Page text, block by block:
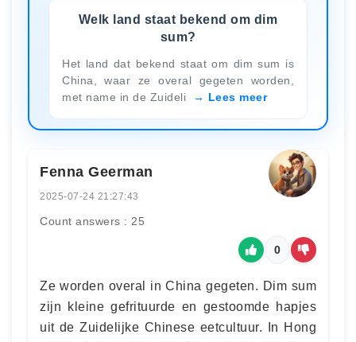
Welk land staat bekend om dim
sum?
Het land dat bekend staat om dim sum is
China, waar ze overal gegeten worden,
met name in de Zuideli
Lees meer
Fenna Geerman
2025-07-24 21:27:43
Count answers : 25
0
Ze worden overal in China gegeten. Dim sum
zijn kleine gefrituurde en gestoomde hapjes
uit de Zuidelijke Chinese eetcultuur. In Hong